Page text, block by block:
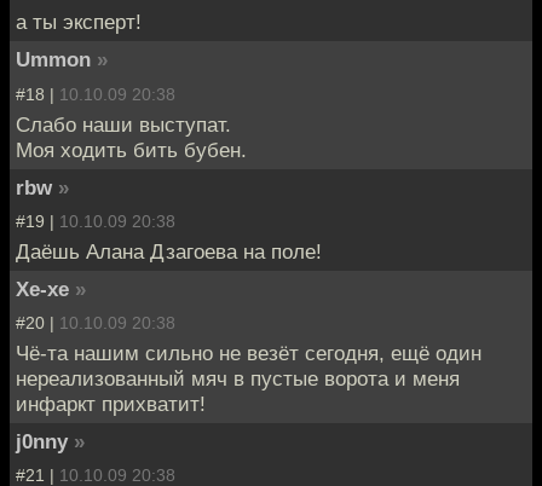
а ты эксперт!
Ummon »
#18 | 10.10.09 20:38
Слабо наши выступат.
Моя ходить бить бубен.
rbw »
#19 | 10.10.09 20:38
Даёшь Алана Дзагоева на поле!
Хе-хе »
#20 | 10.10.09 20:38
Чё-та нашим сильно не везёт сегодня, ещё один
нереализованный мяч в пустые ворота и меня
инфаркт прихватит!
j0nny »
#21 | 10.10.09 20:38